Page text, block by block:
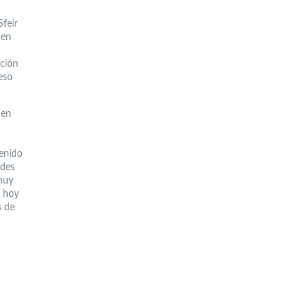
hoy
de